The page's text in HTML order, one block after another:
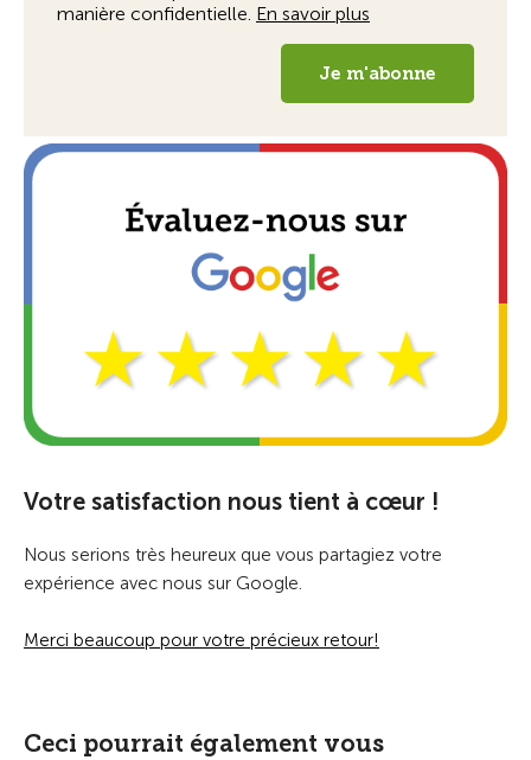
Votre satisfaction nous tient à cœur !
Nous serions très heureux que vous partagiez votre
expérience avec nous sur Google.
Merci beaucoup pour votre précieux retour!
Ceci pourrait également vous